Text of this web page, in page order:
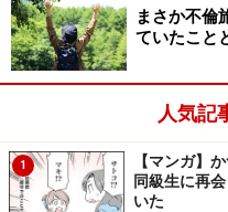
なんだか推し活に疲れ
ていた。
距離を置く決意
決定的なことが起こった
「彼のライブがあったと
まさか不倫
ていたこと
人気記
1
【マンガ】
同級生に再
いた